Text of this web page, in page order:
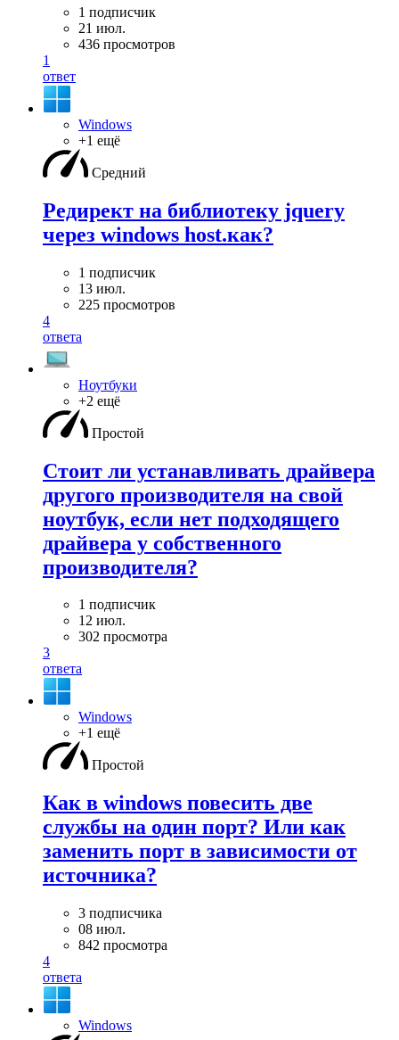
1 подписчик
21 июл.
436 просмотров
1
ответ
Windows
+1 ещё
Средний
Редирект на библиотеку jquery
через windows host.как?
1 подписчик
13 июл.
225 просмотров
4
ответа
Ноутбуки
+2 ещё
Простой
Стоит ли устанавливать драйвера
другого производителя на свой
ноутбук, если нет подходящего
драйвера у собственного
производителя?
1 подписчик
12 июл.
302 просмотра
3
ответа
Windows
+1 ещё
Простой
Как в windows повесить две
службы на один порт? Или как
заменить порт в зависимости от
источника?
3 подписчика
08 июл.
842 просмотра
4
ответа
Windows